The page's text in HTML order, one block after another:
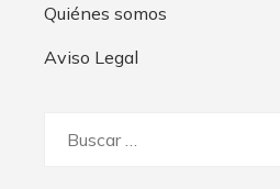
Quiénes somos
Aviso Legal